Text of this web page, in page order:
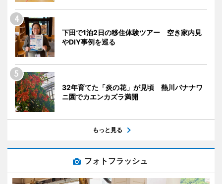
下田で1泊2日の移住体験ツアー 空き家内見
やDIY事例を巡る
32年育てた「炎の花」が見頃 熱川バナナワ
ニ園でカエンカズラ満開
もっと見る
フォトフラッシュ